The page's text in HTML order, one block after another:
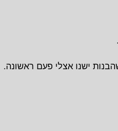
ישנו אצלי פעם ראשונה.